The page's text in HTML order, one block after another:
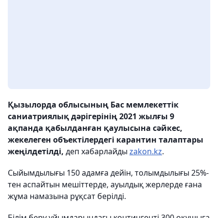
Қызылорда облысының Бас мемлекеттік
саниатриялық дәрігерінің 2021 жылғы 9
ақпанда қабылданған қаулысына сәйкес,
жекелеген объектілердегі карантин талаптары
жеңілдетілді, деп хабарлайды zakon.kz.
Сыйымдылығы 150 адамға дейін, толымдылығы 25%-
тен аспайтын мешіттерде, ауылдық жерлерде ғана
жұма намазына рұқсат берілді.